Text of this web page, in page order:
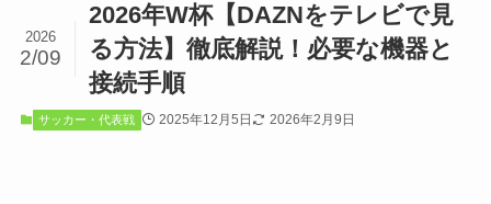
2026年W杯【DAZNをテレビで見
る方法】徹底解説！必要な機器と
接続手順
2026
2/09
サッカー・代表戦 2025年12月5日 2026年2月9日